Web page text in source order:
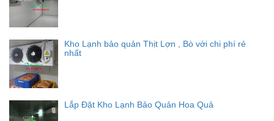
Kho Lạnh bảo quản Thịt Lợn , Bò với chi phí rẻ
nhất
Lắp Đặt Kho Lạnh Bảo Quản Hoa Quả